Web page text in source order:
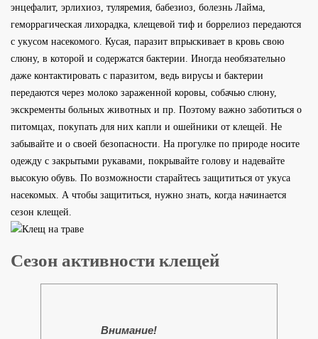
энцефалит, эрлихиоз, туляремия, бабезиоз, болезнь Лайма,
геморрагическая лихорадка, клещевой тиф и боррелиоз передаются
с укусом насекомого. Кусая, паразит впрыскивает в кровь свою
слюну, в которой и содержатся бактерии. Иногда необязательно
даже контактировать с паразитом, ведь вирусы и бактерии
передаются через молоко зараженной коровы, собачью слюну,
экскременты больных животных и пр. Поэтому важно заботиться о
питомцах, покупать для них капли и ошейники от клещей. Не
забывайте и о своей безопасности. На прогулке по природе носите
одежду с закрытыми рукавами, покрывайте голову и надевайте
высокую обувь. По возможности старайтесь защититься от укуса
насекомых. А чтобы защититься, нужно знать, когда начинается
сезон клещей.
Сезон активности клещей
Внимание!